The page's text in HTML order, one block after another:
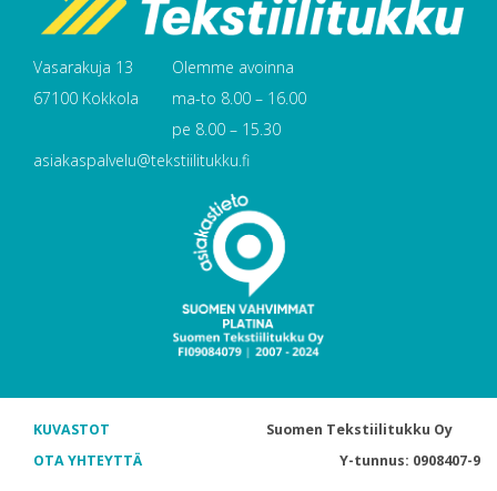
Vasarakuja 13
67100 Kokkola
Olemme avoinna
ma-to 8.00 – 16.00
pe 8.00 – 15.30
asiakaspalvelu@tekstiilitukku.fi
KUVASTOT
OTA YHTEYTTÄ
Suomen Tekstiilitukku Oy
Y-tunnus: 0908407-9